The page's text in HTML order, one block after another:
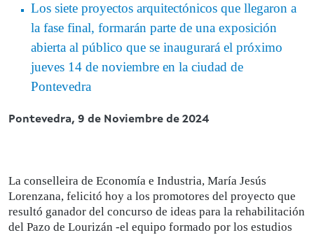
Los siete proyectos arquitectónicos que llegaron a
la fase final, formarán parte de una exposición
abierta al público que se inaugurará el próximo
jueves 14 de noviembre en la ciudad de
Pontevedra
Pontevedra, 9 de Noviembre de 2024
La conselleira de Economía e Industria, María Jesús
Lorenzana, felicitó hoy a los promotores del proyecto que
resultó ganador del concurso de ideas para la rehabilitación
del Pazo de Lourizán -el equipo formado por los estudios